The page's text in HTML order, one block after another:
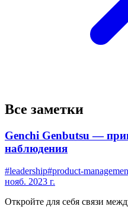
Все заметки
Genchi Genbutsu —
наблюдения
#leadership#product-
нояб. 2023 г.
Откройте для себя связи